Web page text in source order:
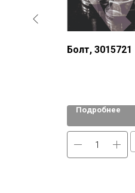
Болт, 3015721
Подробнее